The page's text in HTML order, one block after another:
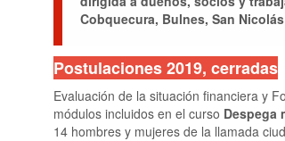
Cobquecura, Bulnes, San
Postulaciones 2019, cerradas
Evaluación de la situación financiera y
módulos incluidos en el curso Despega
14 hombres y mujeres de la llamada